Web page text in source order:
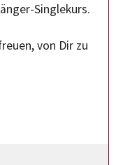
Singlekurs.
von Dir zu